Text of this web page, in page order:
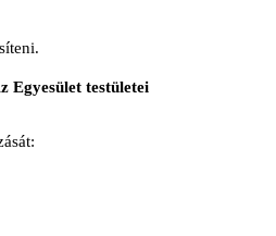
Egyesület testületei